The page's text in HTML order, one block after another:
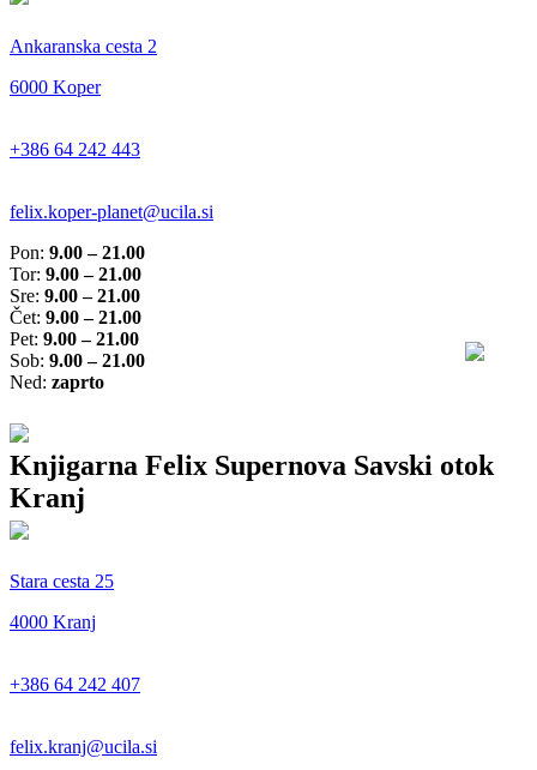
Ankaranska cesta 2
6000 Koper
+386 64 242 443
felix.koper-planet@ucila.si
Pon: 9.00 – 21.00
Tor: 9.00 – 21.00
Sre: 9.00 – 21.00
Čet: 9.00 – 21.00
Pet: 9.00 – 21.00
Sob: 9.00 – 21.00
Ned: zaprto
Knjigarna Felix Supernova Savski otok
Kranj
Stara cesta 25
4000 Kranj
+386 64 242 407
felix.kranj@ucila.si